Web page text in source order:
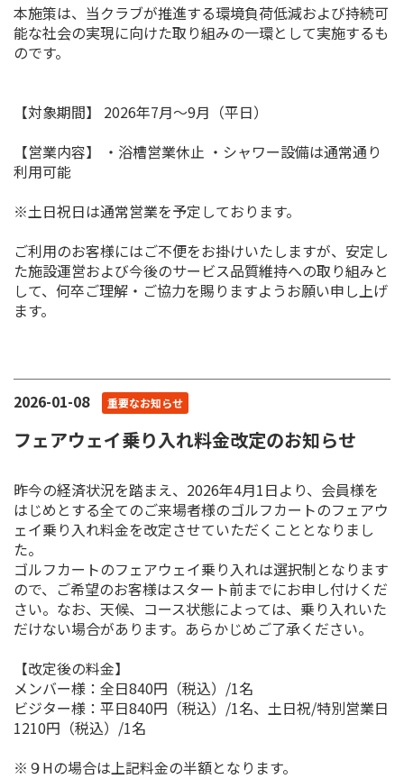
本施策は、当クラブが推進する環境負荷低減および持続可
能な社会の実現に向けた取り組みの一環として実施するも
のです。
【対象期間】 2026年7月〜9月（平日）
【営業内容】 ・浴槽営業休止 ・シャワー設備は通常通り
利用可能
※土日祝日は通常営業を予定しております。
ご利用のお客様にはご不便をお掛けいたしますが、安定し
た施設運営および今後のサービス品質維持への取り組みと
して、何卒ご理解・ご協力を賜りますようお願い申し上げ
ます。
2026-01-08 重要なお知らせ
フェアウェイ乗り入れ料金改定のお知らせ
昨今の経済状況を踏まえ、2026年4月1日より、会員様を
はじめとする全てのご来場者様のゴルフカートのフェアウ
ェイ乗り入れ料金を改定させていただくこととなりまし
た。
ゴルフカートのフェアウェイ乗り入れは選択制となります
ので、ご希望のお客様はスタート前までにお申し付けくだ
さい。なお、天候、コース状態によっては、乗り入れいた
だけない場合があります。あらかじめご了承ください。
【改定後の料金】
メンバー様：全日840円（税込）/1名
ビジター様：平日840円（税込）/1名、土日祝/特別営業日
1210円（税込）/1名
※９Hの場合は上記料金の半額となります。